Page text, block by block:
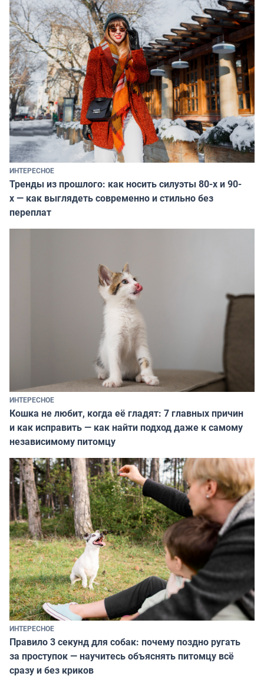
ИНТЕРЕСНОЕ
Тренды из прошлого: как носить силуэты 80-х и 90-
х — как выглядеть современно и стильно без
переплат
ИНТЕРЕСНОЕ
Кошка не любит, когда её гладят: 7 главных причин
и как исправить — как найти подход даже к самому
независимому питомцу
ИНТЕРЕСНОЕ
Правило 3 секунд для собак: почему поздно ругать
за проступок — научитесь объяснять питомцу всё
сразу и без криков